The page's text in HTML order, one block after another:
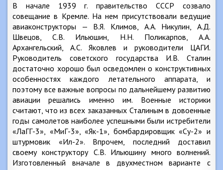
В начале 1939 г. правительство СССР созвало
совещание в Кремле. На нем присутствовали ведущие
авиаконструкторы — В.Я. Климов, А.А. Никулин, А.Д.
Швецов, С.В. Ильюшин, Н.Н. Поликарпов, А.А.
Архангельский, А.С. Яковлев и руководители ЦАГИ.
Руководитель советского государства И.В. Сталин
достаточно хорошо был осведомлен о конструктивных
особенностях каждого летательного аппарата, и
поэтому все важные вопросы по дальнейшему развитию
авиации решались именно им. Военные историки
считают, что из всех заказанных Сталиным в довоенные
годы самолетов наиболее успешными были истребители
«ЛаГГ-3», «МиГ-3», «Як-1», бомбардировщик «Су-2» и
штурмовик «Ил-2». Впрочем, последний доставил
своему конструктору С.В. Ильюшину много волнений.
Изготовленный вначале в двухместном варианте с